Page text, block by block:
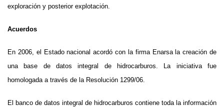
exploración y posterior explotación.
Acuerdos
En 2006, el Estado nacional acordó con la firma Enarsa la creación de
una base de datos integral de hidrocarburos. La iniciativa fue
homologada a través de la Resolución 1299/06.
El banco de datos integral de hidrocarburos contiene toda la información